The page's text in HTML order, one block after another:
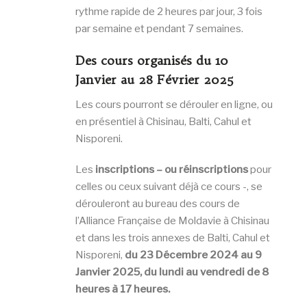
rythme rapide de 2 heures par jour, 3 fois
par semaine et pendant 7 semaines.
Des cours organisés du 10
Janvier au 28 Février 2025
Les cours pourront se dérouler en ligne, ou
en présentiel à Chisinau, Balti, Cahul et
Nisporeni.
Les inscriptions – ou réinscriptionspour
celles ou ceux suivant déjà ce cours -, se
dérouleront au bureau des cours de
l’Alliance Française de Moldavie à Chisinau
et dans les trois annexes de Balti, Cahul et
Nisporeni, du 23 Décembre 2024 au 9
Janvier 2025, du lundi au vendredi de 8
heures à 17 heures.